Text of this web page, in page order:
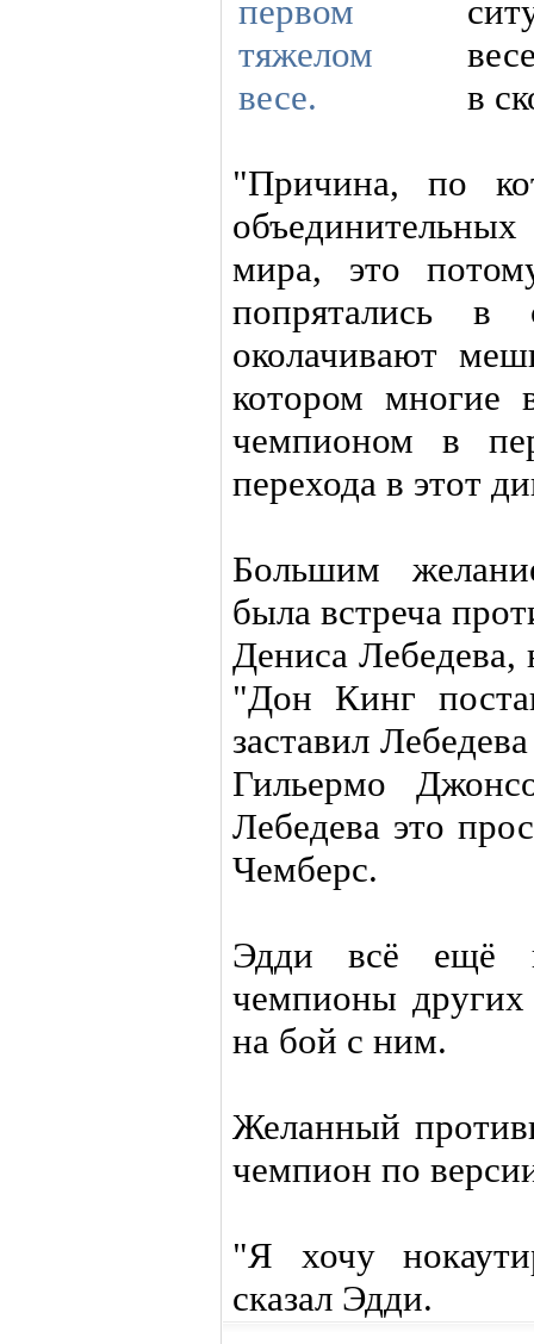
в
"Причина, по
мира, это
попрятались
околачивают
котором многие
чемпионом в
перехода в этот
Большим
была встреча
Дениса Лебедева,
"Дон Кинг
заставил
Гильермо
Лебедева это
Чемберс.
Эдди всё ещё
чемпионы других
на бой с ним.
Желанный
чемпион по
"Я хочу
сказал Эдди.